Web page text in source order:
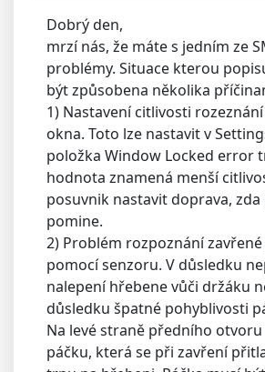
Dobrý den,
mrzí nás, že máte s jedním ze
problémy. Situace kterou
být způsobena několika
1) Nastavení citlivosti
okna. Toto lze nastavit v
položka Window Locked error
hodnota znamená menší
posuvnik nastavit doprava,
pomine.
2) Problém rozpoznání
pomocí senzoru. V důsledku
nalepení hřebene vůči držáku
důsledku špatné pohyblivosti
Na levé straně předního
páčku, která se při zavření